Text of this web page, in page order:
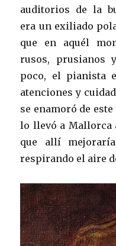
auditorios de la
era un exiliado
que en aquél
rusos, prusianos
poco, el pianista
atenciones y
se enamoró de
lo llevó a Mallorca
que allí
respirando el aire